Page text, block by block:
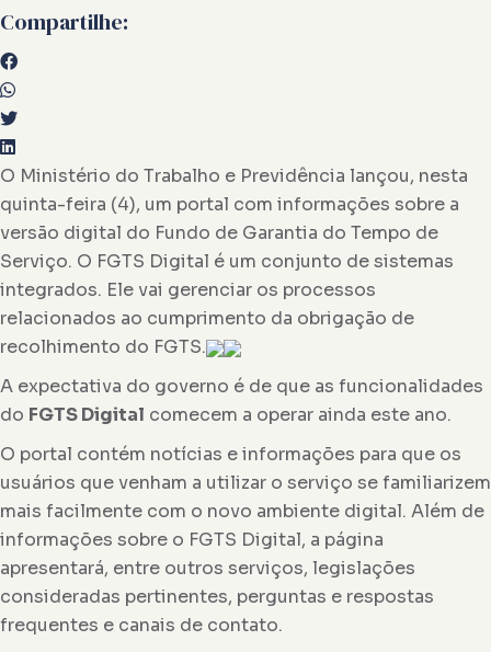
Compartilhe:
O Ministério do Trabalho e Previdência lançou, nesta
quinta-feira (4), um portal com informações sobre a
versão digital do Fundo de Garantia do Tempo de
Serviço. O FGTS Digital é um conjunto de sistemas
integrados. Ele vai gerenciar os processos
relacionados ao cumprimento da obrigação de
recolhimento do FGTS.
A expectativa do governo é de que as funcionalidades
do FGTS Digital comecem a operar ainda este ano.
O portal contém notícias e informações para que os
usuários que venham a utilizar o serviço se familiarizem
mais facilmente com o novo ambiente digital. Além de
informações sobre o FGTS Digital, a página
apresentará, entre outros serviços, legislações
consideradas pertinentes, perguntas e respostas
frequentes e canais de contato.